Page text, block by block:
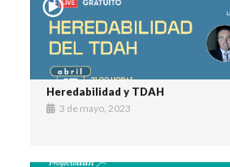
Heredabilidad y TDAH
3 de mayo, 2023